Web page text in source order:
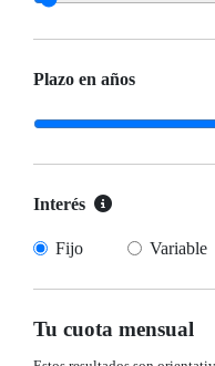
Plazo en años
Interés
Fijo Variable
Tu cuota mensual